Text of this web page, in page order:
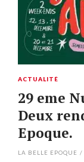
ACTUALITÉ
29 eme
Deux
Epoque.
LA BELLE EPOQUE /